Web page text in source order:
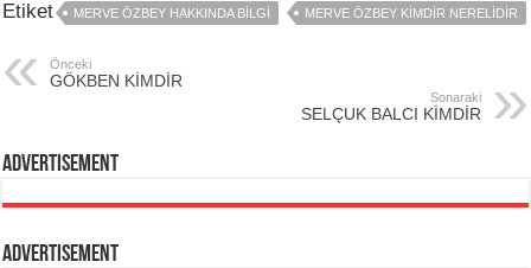
Etiket MERVE ÖZBEY HAKKINDA BİLGİ MERVE ÖZBEY KİMDİR NERELİDİR
Önceki
GÖKBEN KİMDİR
Sonaraki
SELÇUK BALCI KİMDİR
Advertisement
Advertisement